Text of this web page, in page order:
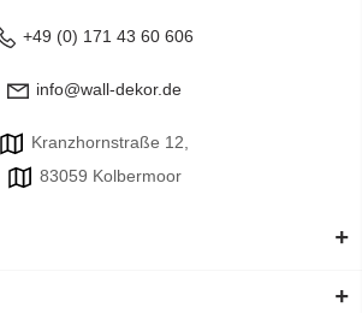
+49 (0) 171 43 60 606
info@wall-dekor.de
Kranzhornstraße 12,
83059 Kolbermoor
+
+